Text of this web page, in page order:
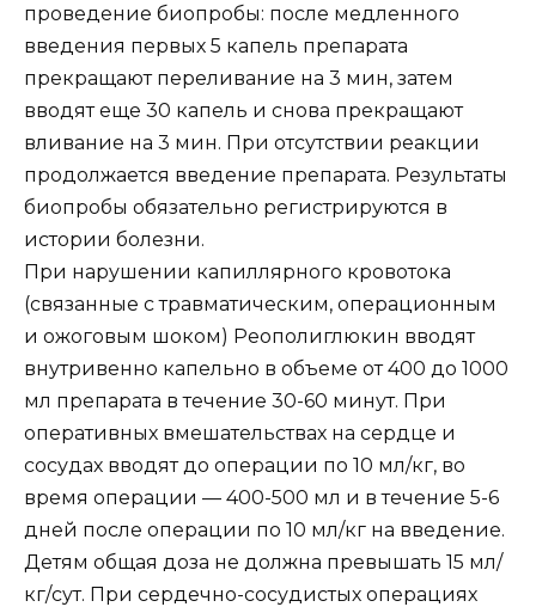
проведение биопробы: после медленного
введения первых 5 капель препарата
прекращают переливание на 3 мин, затем
вводят еще 30 капель и снова прекращают
вливание на 3 мин. При отсутствии реакции
продолжается введение препарата. Результаты
биопробы обязательно регистрируются в
истории болезни.
При нарушении капиллярного кровотока
(связанные с травматическим, операционным
и ожоговым шоком) Реополиглюкин вводят
внутривенно капельно в объеме от 400 до 1000
мл препарата в течение 30-60 минут. При
оперативных вмешательствах на сердце и
сосудах вводят до операции по 10 мл/кг, во
время операции — 400-500 мл и в течение 5-6
дней после операции по 10 мл/кг на введение.
Детям общая доза не должна превышать 15 мл/
кг/сут. При сердечно-сосудистых операциях